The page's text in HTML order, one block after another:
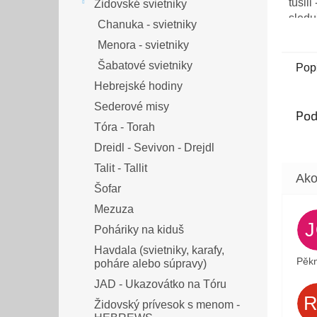
Židovské svietniky
Chanuka - svietniky
Menora - svietniky
Šabatové svietniky
Hebrejské hodiny
Sederové misy
Tóra - Torah
Dreidl - Sevivon - Drejdl
Talit - Tallit
Šofar
Mezuza
Poháriky na kiduš
Havdala (svietniky, karafy,
poháre alebo súpravy)
JAD - Ukazovátko na Tóru
Židovský prívesok s menom -
tušili